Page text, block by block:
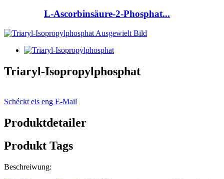
L-Ascorbinsäure-2-Phosphat...
Triaryl-Isopropylphosphat
Schéckt eis eng E-Mail
Produktdetailer
Produkt Tags
Beschreiwung: